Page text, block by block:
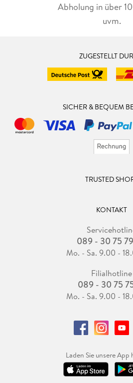
Abholung in über
uvm.
ZUGESTELLT
SICHER & BEQUEM
TRUSTED
KONTAKT
089 - 30 75
Mo. - Sa. 9.00 -
Filialhotline
089 - 30 75
Mo. - Sa. 9.00 -
Laden Sie unsere App